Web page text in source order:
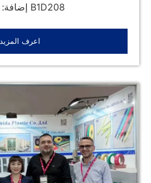
B1D208 إضافة: جاكرتا
اعرف المزيد